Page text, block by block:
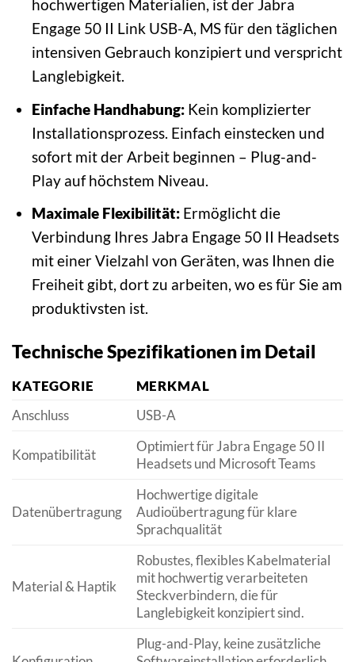
hochwertigen Materialien, ist der Jabra
Engage 50 II Link USB-A, MS für den täglichen
intensiven Gebrauch konzipiert und verspricht
Langlebigkeit.
Einfache Handhabung:Kein komplizierter
Installationsprozess. Einfach einstecken und
sofort mit der Arbeit beginnen – Plug-and-
Play auf höchstem Niveau.
Maximale Flexibilität:Ermöglicht die
Verbindung Ihres Jabra Engage 50 II Headsets
mit einer Vielzahl von Geräten, was Ihnen die
Freiheit gibt, dort zu arbeiten, wo es für Sie am
produktivsten ist.
Technische Spezifikationen im Detail
KATEGORIE
MERKMAL
Anschluss
USB-A
Kompatibilität
Optimiert für Jabra Engage 50 II
Headsets und Microsoft Teams
Datenübertragung
Hochwertige digitale
Audioübertragung für klare
Sprachqualität
Material & Haptik
Robustes, flexibles Kabelmaterial
mit hochwertig verarbeiteten
Steckverbindern, die für
Langlebigkeit konzipiert sind.
Plug-and-Play, keine zusätzliche